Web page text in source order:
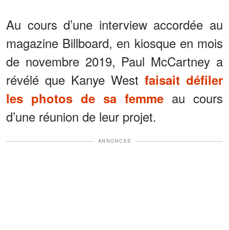
Au cours d’une interview accordée au
magazine Billboard, en kiosque en mois
de novembre 2019, Paul McCartney a
révélé que Kanye West faisait défiler
les photos de sa femme au cours
d’une réunion de leur projet.
ANNONCES